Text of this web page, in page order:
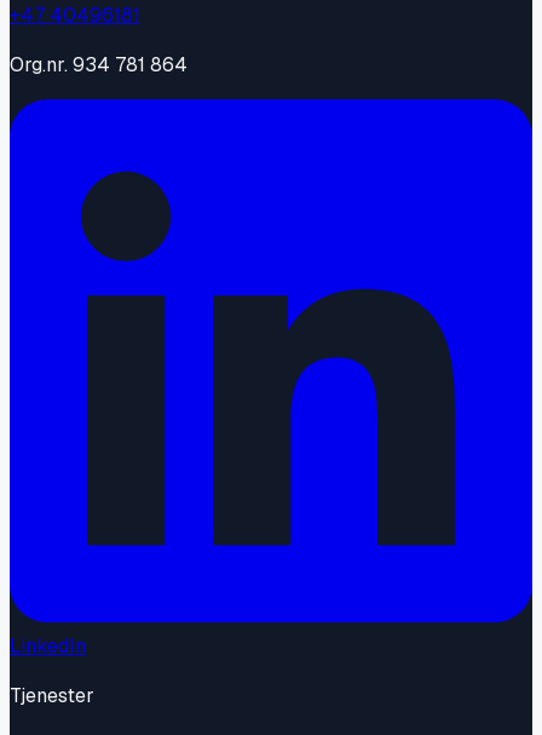
+47 40496181
Org.nr.934 781 864
LinkedIn
Tjenester